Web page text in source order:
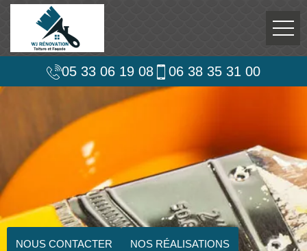
05 33 06 19 08 06 38 35 31 00
NOUS CONTACTER NOS RÉALISATIONS